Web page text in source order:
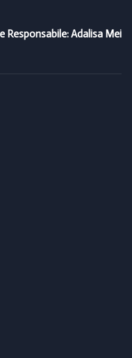
Responsabile: Adalisa Mei